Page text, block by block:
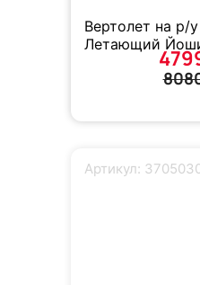
Вертолет на р/
Летающий
Артикул: